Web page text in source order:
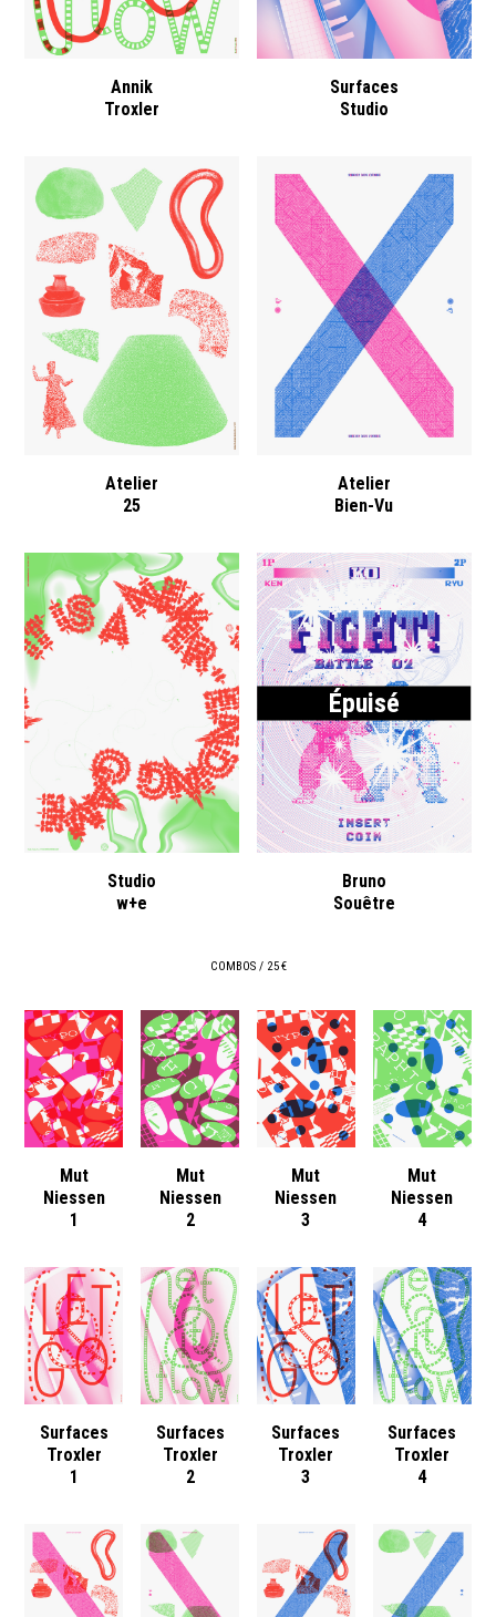
Annik
Troxler
Surfaces
Studio
Atelier
25
Atelier
Bien-Vu
Studio
w+e
Épuisé
Bruno
Souêtre
COMBOS / 25 €
Mut
Niessen
1
Mut
Niessen
2
Mut
Niessen
3
Mut
Niessen
4
Surfaces
Troxler
1
Surfaces
Troxler
2
Surfaces
Troxler
3
Surfaces
Troxler
4